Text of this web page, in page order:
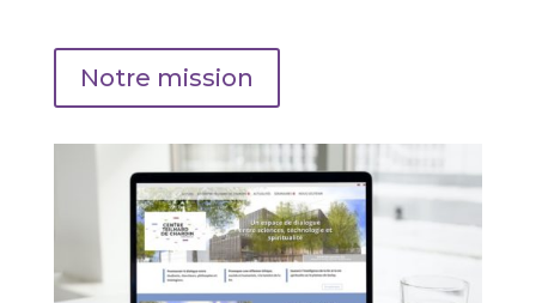
Notre mission